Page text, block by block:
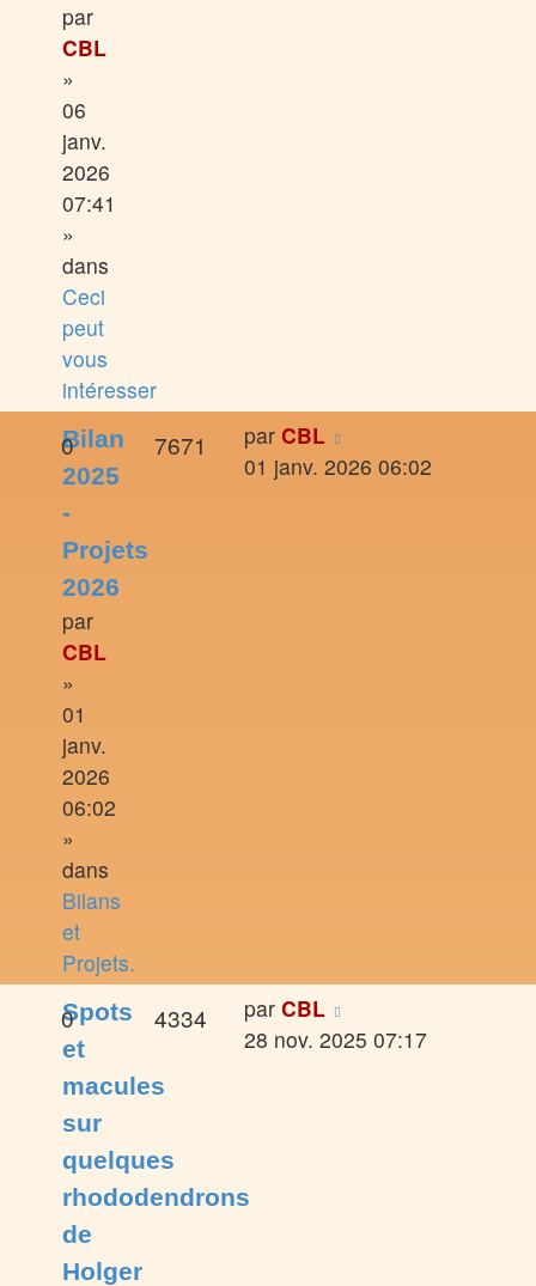
par
CBL
»
06
janv.
2026
07:41
»
dans
Ceci
peut
vous
intéresser
Bilan
2025
-
Projets
2026
par
CBL
»
01
janv.
2026
06:02
»
dans
Bilans
et
Projets.
0 7671 par CBL
01 janv. 2026 06:02
Spots
et
macules
sur
quelques
rhododendrons
de
Holger
0 4334 par CBL
28 nov. 2025 07:17